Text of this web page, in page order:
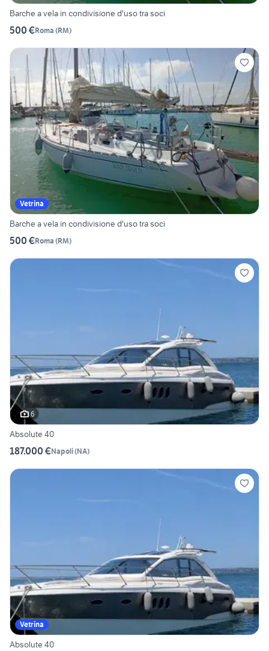
Barche a vela in condivisione d'uso tra soci
500 €Roma (RM)
Vetrina
Barche a vela in condivisione d'uso tra soci
500 €Roma (RM)
6
Absolute 40
187.000 €Napoli(NA)
Vetrina
Absolute 40